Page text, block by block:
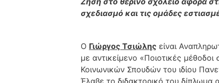
σχεδιασμό και τις ομάδες
Ο Γιώργος Τσιώλης είναι
με αντικείμενο «Ποιοτικές
Κοινωνικών Σπουδών του ιδίου
Έλαβε το διδακτορικό του δίπλωμα